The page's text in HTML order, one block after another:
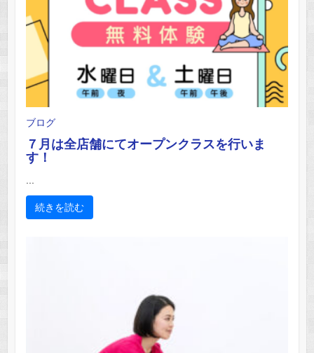
ブログ
７月は全店舗にてオープンクラスを行いま
す！
続きを読む